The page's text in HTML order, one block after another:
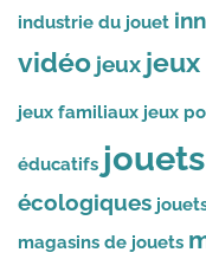
industrie du jouet
vidéo jeux
jeux familiaux jeux
éducatifs jouets
écologiques
magasins de jouets